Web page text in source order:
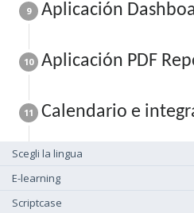
9 Aplicación
10 Aplicación PDF
11 Calendario e
Scegli la lingua
E-learning
Scriptcase